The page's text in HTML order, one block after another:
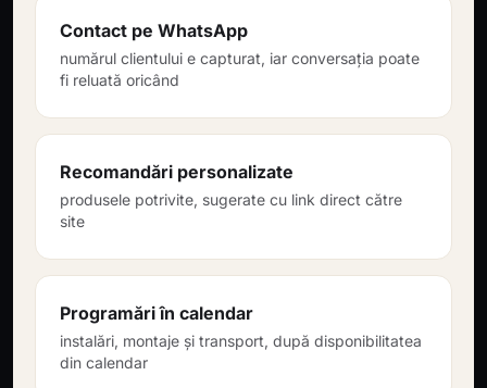
Contact pe WhatsApp
numărul clientului e capturat, iar conversația poate
fi reluată oricând
Recomandări personalizate
produsele potrivite, sugerate cu link direct către
site
Programări în calendar
instalări, montaje și transport, după disponibilitatea
din calendar